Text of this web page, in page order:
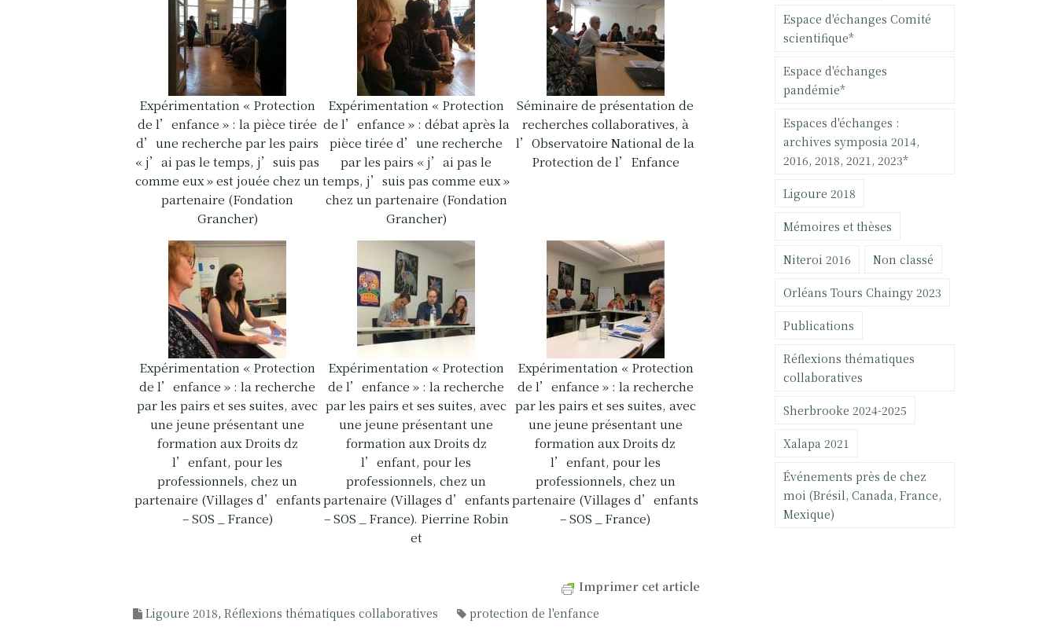
Expérimentation « Protection
de l’enfance » : la pièce tirée
d’une recherche par les pairs
« j’ai pas le temps, j’suis pas
comme eux » est jouée chez un
partenaire (Fondation
Grancher)
Expérimentation « Protection
de l’enfance » : débat après la
pièce tirée d’une recherche
par les pairs « j’ai pas le
temps, j’suis pas comme eux »
chez un partenaire (Fondation
Grancher)
Séminaire de présentation de
recherches collaboratives, à
l’Observatoire National de la
Protection de l’Enfance
Expérimentation « Protection
de l’enfance » : la recherche
par les pairs et ses suites, avec
une jeune présentant une
formation aux Droits dz
l’enfant, pour les
professionnels, chez un
partenaire (Villages d’enfants
– SOS _ France)
Expérimentation « Protection
de l’enfance » : la recherche
par les pairs et ses suites, avec
une jeune présentant une
formation aux Droits dz
l’enfant, pour les
professionnels, chez un
partenaire (Villages d’enfants
– SOS _ France). Pierrine Robin
et
Expérimentation « Protection
de l’enfance » : la recherche
par les pairs et ses suites, avec
une jeune présentant une
formation aux Droits dz
l’enfant, pour les
professionnels, chez un
partenaire (Villages d’enfants
– SOS _ France)
Imprimer cet article
Ligoure 2018, Réflexions thématiques collaboratives protection de l'enfance
Espace d'échanges Comité
scientifique*
Espace d'échanges
pandémie*
Espaces d'échanges :
archives symposia 2014,
2016, 2018, 2021, 2023*
Ligoure 2018
Mémoires et thèses
Niteroi 2016 Non classé
Orléans Tours Chaingy 2023
Publications
Réflexions thématiques
collaboratives
Sherbrooke 2024-2025
Xalapa 2021
Événements près de chez
moi (Brésil, Canada, France,
Mexique)